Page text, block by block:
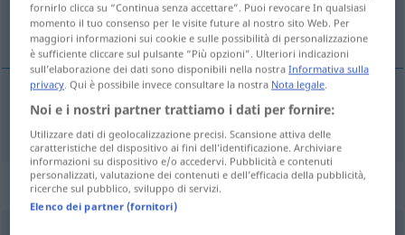
estrazione
estrazionef Extraktion
Sinonimi per "Extraktion"
fornirlo clicca su “Continua senza accettare”. Puoi revocare In qualsiasi
momento il tuo consenso per le visite future al nostro sito Web. Per
maggiori informazioni sui cookie e sulle possibilità di personalizzazione
è sufficiente cliccare sul pulsante “Più opzioni”. Ulteriori indicazioni
sull’elaborazione dei dati sono disponibili nella nostraInformativa sulla
privacy. Qui è possibile invece consultare la nostra Nota legale.
Noi e i nostri partner trattiamo i dati per fornire:
Utilizzare dati di geolocalizzazione precisi. Scansione attiva delle
caratteristiche del dispositivo ai fini dell’identificazione. Archiviare
informazioni su dispositivo e/o accedervi. Pubblicità e contenuti
personalizzati, valutazione dei contenuti e dell’efficacia della pubblicità,
ricerche sul pubblico, sviluppo di servizi.
Elenco dei partner (fornitori)